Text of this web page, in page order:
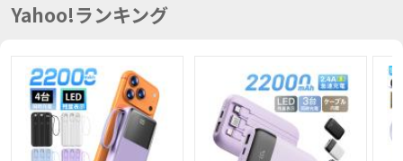
Yahoo!ランキング